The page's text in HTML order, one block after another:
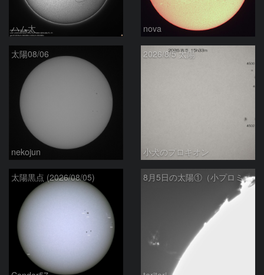
ハム太 nova
太陽08/06
nekojun
2026/8/5 太陽
小犬のプロキオン
太陽黒点 (2026/08/05) 8月5日の太陽①（小プロミネン噴出 ）